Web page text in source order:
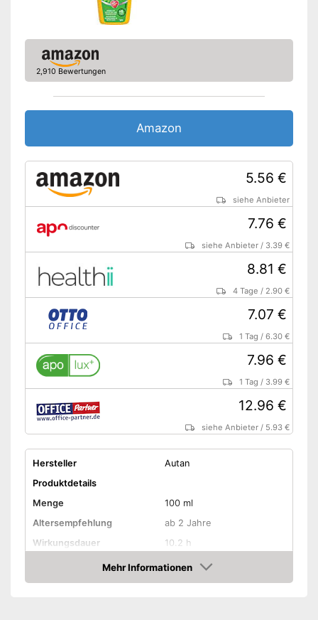
2,910 Bewertungen
Amazon
5.56 €
siehe Anbieter
7.76 €
siehe Anbieter / 3.39 €
8.81 €
4 Tage / 2.90 €
7.07 €
1 Tag /6.30 €
7.96 €
1 Tag / 3.99 €
12.96 €
siehe Anbieter / 5.93 €
Hersteller
Autan
Produktdetails
Menge
100 ml
Altersempfehlung
ab 2 Jahre
Wirkungsdauer
10.2 h
Schützt vor SonnenbrandMehr Informationen
Amazon